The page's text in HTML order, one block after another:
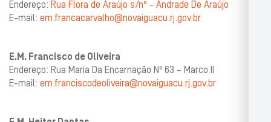
Endereço: Rua Flora de Araújo s/nº – Andrade De Araújo
E-mail: em.francacarvalho@novaiguacu.rj.gov.br
E.M. Francisco de Oliveira
Endereço: Rua Maria Da Encarnação Nº 63 – Marco II
E-mail: em.franciscodeoliveira@novaiguacu.rj.gov.br